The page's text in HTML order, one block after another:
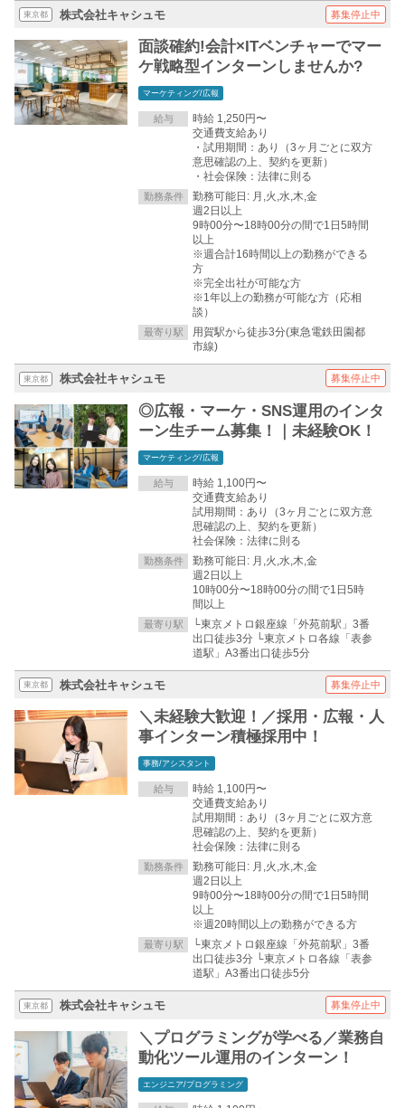
東京都 株式会社キャシュモ 募集停止中
面談確約!会計×ITベンチャーでマー
ケ戦略型インターンしませんか?
マーケティング/広報
給与
時給 1,250円〜
交通費支給あり
・試用期間：あり（3ヶ月ごとに双方
意思確認の上、契約を更新）
・社会保険：法律に則る
勤務条件
勤務可能日: 月,火,水,木,金
週2日以上
9時00分〜18時00分の間で1日5時間
以上
※週合計16時間以上の勤務ができる
方
※完全出社が可能な方
※1年以上の勤務が可能な方（応相
談）
最寄り駅
用賀駅から徒歩3分(東急電鉄田園都
市線)
東京都 株式会社キャシュモ 募集停止中
◎広報・マーケ・SNS運用のインタ
ーン生チーム募集！｜未経験OK！
マーケティング/広報
給与
時給 1,100円〜
交通費支給あり
試用期間：あり（3ヶ月ごとに双方意
思確認の上、契約を更新）
社会保険：法律に則る
勤務条件
勤務可能日: 月,火,水,木,金
週2日以上
10時00分〜18時00分の間で1日5時
間以上
最寄り駅
└東京メトロ銀座線「外苑前駅」3番
出口徒歩3分 └東京メトロ各線「表参
道駅」A3番出口徒歩5分
東京都 株式会社キャシュモ 募集停止中
＼未経験大歓迎！／採用・広報・人
事インターン積極採用中！
事務/アシスタント
給与
時給 1,100円〜
交通費支給あり
試用期間：あり（3ヶ月ごとに双方意
思確認の上、契約を更新）
社会保険：法律に則る
勤務条件
勤務可能日: 月,火,水,木,金
週2日以上
9時00分〜18時00分の間で1日5時間
以上
※週20時間以上の勤務ができる方
最寄り駅
└東京メトロ銀座線「外苑前駅」3番
出口徒歩3分 └東京メトロ各線「表参
道駅」A3番出口徒歩5分
東京都 株式会社キャシュモ 募集停止中
＼プログラミングが学べる／業務自
動化ツール運用のインターン！
エンジニア/プログラミング